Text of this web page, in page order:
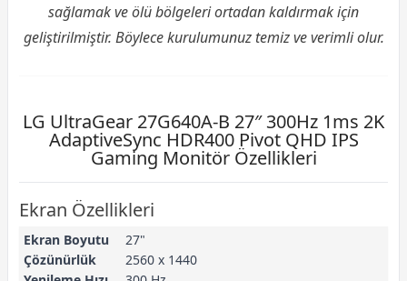
sağlamak ve ölü bölgeleri ortadan kaldırmak için
geliştirilmiştir. Böylece kurulumunuz temiz ve verimli olur.
LG UltraGear 27G640A-B 27″ 300Hz 1ms 2K
AdaptiveSync HDR400 Pivot QHD IPS
Gaming Monitör Özellikleri
Ekran Özellikleri
Ekran Boyutu
27"
Çözünürlük
2560 x 1440